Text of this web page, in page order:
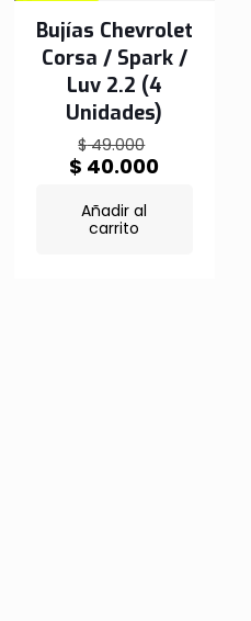
Bujías Chevrolet
Corsa / Spark /
Luv 2.2 (4
Unidades)
$49.000
precio
$ 40.000El
Añadir al
carrito